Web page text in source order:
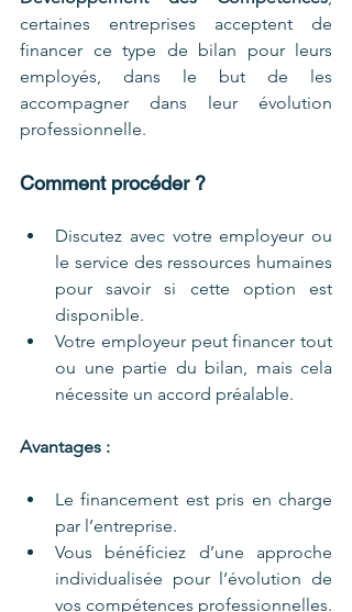
certaines entreprises acceptent de
financer ce type de bilan pour leurs
employés, dans le but de les
accompagner dans leur évolution
professionnelle.
Comment procéder ?
Discutez avec votre employeur ou
le service des ressources humaines
pour savoir si cette option est
disponible.
Votre employeur peut financer tout
ou une partie du bilan, mais cela
nécessite un accord préalable.
Avantages :
Le financement est pris en charge
par l’entreprise.
Vous bénéficiez d’une approche
individualisée pour l’évolution de
vos compétences professionnelles.